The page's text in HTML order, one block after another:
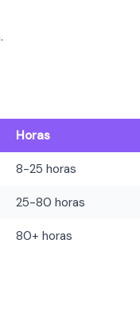
Horas
8-25 horas
25-80 horas
80+ horas